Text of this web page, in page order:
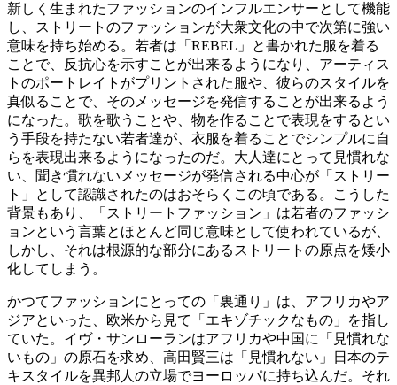
新しく生まれたファッションのインフルエンサーとして機能
し、ストリートのファッションが大衆文化の中で次第に強い
意味を持ち始める。若者は「REBEL」と書かれた服を着る
ことで、反抗心を示すことが出来るようになり、アーティス
トのポートレイトがプリントされた服や、彼らのスタイルを
真似ることで、そのメッセージを発信することが出来るよう
になった。歌を歌うことや、物を作ることで表現をするとい
う手段を持たない若者達が、衣服を着ることでシンプルに自
らを表現出来るようになったのだ。大人達にとって見慣れな
い、聞き慣れないメッセージが発信される中心が「ストリー
ト」として認識されたのはおそらくこの頃である。こうした
背景もあり、「ストリートファッション」は若者のファッシ
ョンという言葉とほとんど同じ意味として使われているが、
しかし、それは根源的な部分にあるストリートの原点を矮小
化してしまう。
かつてファッションにとっての「裏通り」は、アフリカやア
ジアといった、欧米から見て「エキゾチックなもの」を指し
ていた。イヴ・サンローランはアフリカや中国に「見慣れな
いもの」の原石を求め、高田賢三は「見慣れない」日本のテ
キスタイルを異邦人の立場でヨーロッパに持ち込んだ。それ